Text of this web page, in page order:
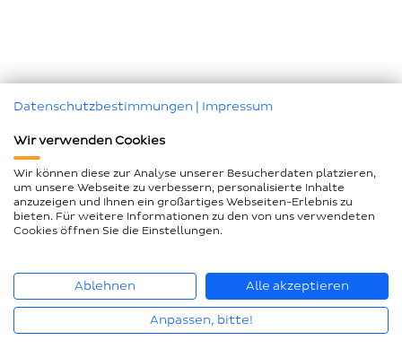
Datenschutzbestimmungen | Impressum
Wir verwenden Cookies
Wir können diese zur Analyse unserer Besucherdaten platzieren,
um unsere Webseite zu verbessern, personalisierte Inhalte
anzuzeigen und Ihnen ein großartiges Webseiten-Erlebnis zu
bieten. Für weitere Informationen zu den von uns verwendeten
Cookies öffnen Sie die Einstellungen.
Ablehnen Alle akzeptieren
Anpassen, bitte!